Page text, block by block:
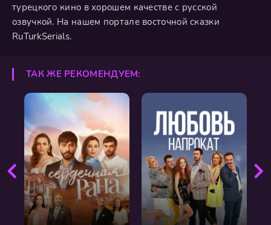
турецкого кино в хорошем качестве с русской
озвучкой. На нашем портале восточной сказки
RuTurkSerials.
ТАК ЖЕ РЕКОМЕНДУЕМ: